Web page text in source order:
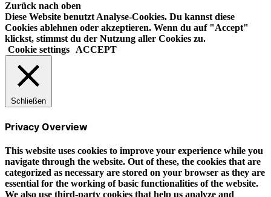
Zurück nach oben
Diese Website benutzt Analyse-Cookies. Du kannst diese
Cookies ablehnen oder akzeptieren. Wenn du auf "Accept"
klickst, stimmst du der Nutzung aller Cookies zu.
Cookie settings
ACCEPT
Schließen
Privacy Overview
This website uses cookies to improve your experience while you
navigate through the website. Out of these, the cookies that are
categorized as necessary are stored on your browser as they are
essential for the working of basic functionalities of the website.
We also use third-party cookies that help us analyze and